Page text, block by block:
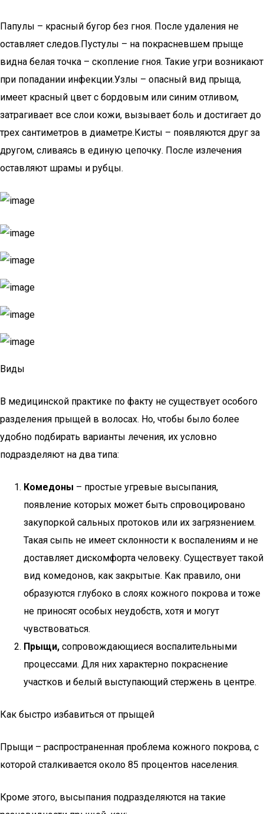
Папулы – красный бугор без гноя. После удаления не
оставляет следов.Пустулы – на покрасневшем прыще
видна белая точка – скопление гноя. Такие угри возникают
при попадании инфекции.Узлы – опасный вид прыща,
имеет красный цвет с бордовым или синим отливом,
затрагивает все слои кожи, вызывает боль и достигает до
трех сантиметров в диаметре.Кисты – появляются друг за
другом, сливаясь в единую цепочку. После излечения
оставляют шрамы и рубцы.
Виды
В медицинской практике по факту не существует особого
разделения прыщей в волосах. Но, чтобы было более
удобно подбирать варианты лечения, их условно
подразделяют на два типа:
Комедоны – простые угревые высыпания,
появление которых может быть спровоцировано
закупоркой сальных протоков или их загрязнением.
Такая сыпь не имеет склонности к воспалениям и не
доставляет дискомфорта человеку. Существует такой
вид комедонов, как закрытые. Как правило, они
образуются глубоко в слоях кожного покрова и тоже
не приносят особых неудобств, хотя и могут
чувствоваться.
Прыщи, сопровождающиеся воспалительными
процессами. Для них характерно покраснение
участков и белый выступающий стержень в центре.
Как быстро избавиться от прыщей
Прыщи – распространенная проблема кожного покрова, с
которой сталкивается около 85 процентов населения.
Кроме этого, высыпания подразделяются на такие